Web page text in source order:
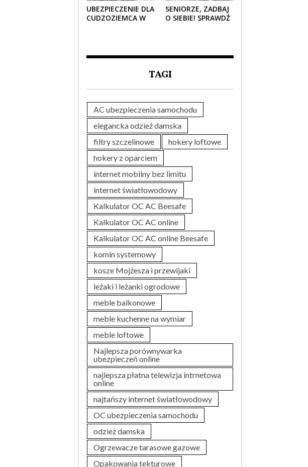
UBEZPIECZENIE DLA
CUDZOZIEMCA W
SENIORZE, ZADBAJ
O SIEBIE! SPRAWDŹ
TAGI
AC ubezpieczenia samochodu
elegancka odzież damska
filtry szczelinowe
hokery loftowe
hokery z oparciem
internet mobilny bez limitu
internet światłowodowy
Kalkulator OC AC Beesafe
Kalkulator OC AC online
Kalkulator OC AC online Beesafe
komin systemowy
kosze Mojżesza i przewijaki
leżaki i leżanki ogrodowe
meble balkonowe
meble kuchenne na wymiar
meble loftowe
Najlepsza porównywarka
ubezpieczeń online
najlepsza płatna telewizja intrnetowa
online
najtańszy internet światłowodowy
OC ubezpieczenia samochodu
odzież damska
Ogrzewacze tarasowe gazowe
Opakowania tekturowe